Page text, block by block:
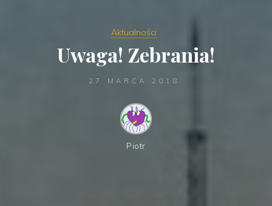
Aktualności
Uwaga! Zebrania!
27 MARCA 2018
Piotr